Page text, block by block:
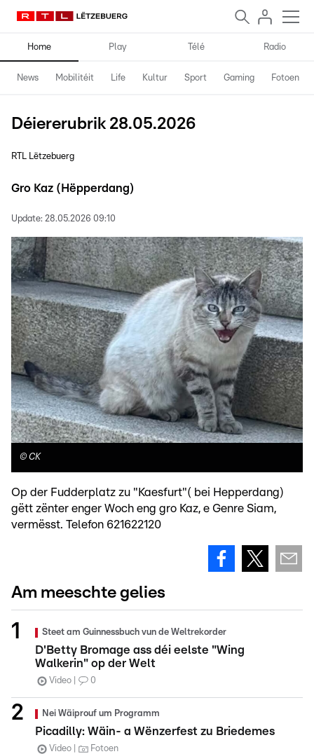
Home Play Télé Radio
News Mobilitéit Life Kultur Sport Gaming Fotoen
Déiererubrik 28.05.2026
RTL Lëtzebuerg
Gro Kaz (Hëpperdang)
Update: 28.05.2026 09:10
© CK
Op der Fudderplatz zu "Kaesfurt"( bei Hepperdang)
gëtt zënter enger Woch eng gro Kaz, e Genre Siam,
vermësst. Telefon 621622120
Am meeschte gelies
Steet am Guinnessbuch vun de Weltrekorder
D'Betty Bromage ass déi eelste "Wing
Walkerin" op der Welt
Video 0
Nei Wäiprouf um Programm
Picadilly: Wäin- a Wënzerfest zu Briedemes
Video Fotoen